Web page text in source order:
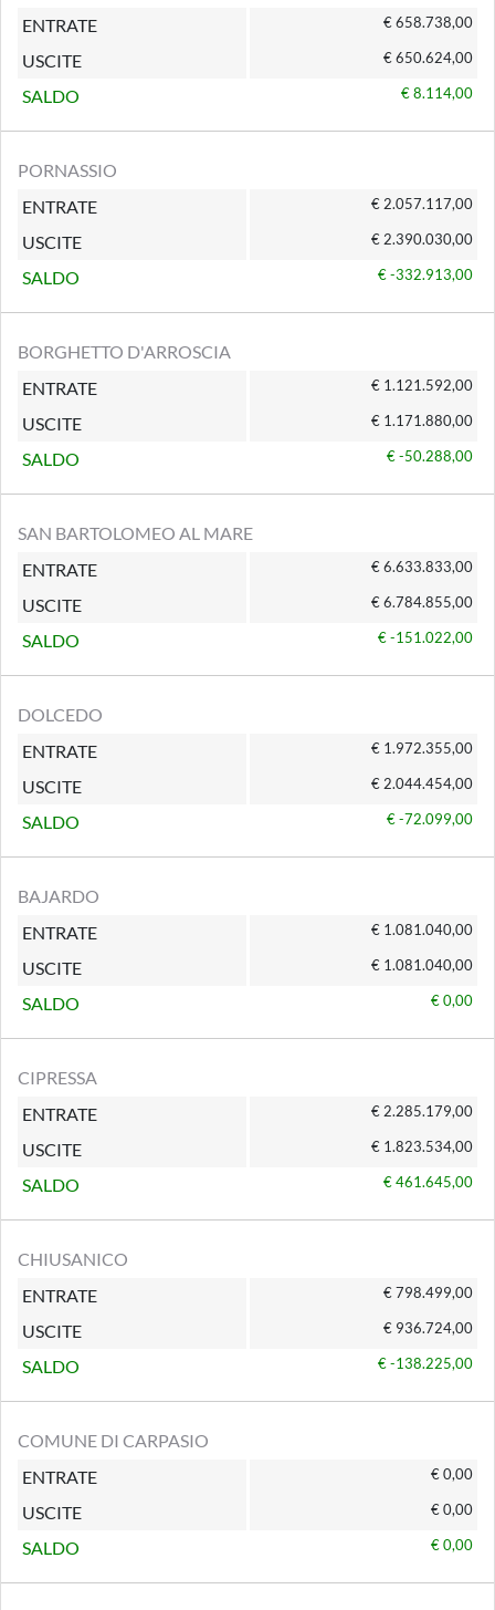
ENTRATE
€ 658.738,00
USCITE € 650.624,00
SALDO € 8.114,00
PORNASSIO
ENTRATE
€ 2.057.117,00
USCITE € 2.390.030,00
SALDO € -332.913,00
BORGHETTO D'ARROSCIA
ENTRATE
€ 1.121.592,00
USCITE € 1.171.880,00
SALDO € -50.288,00
SAN BARTOLOMEO AL MARE
ENTRATE
€ 6.633.833,00
USCITE € 6.784.855,00
SALDO € -151.022,00
DOLCEDO
ENTRATE
€ 1.972.355,00
USCITE € 2.044.454,00
SALDO € -72.099,00
BAJARDO
ENTRATE
€ 1.081.040,00
USCITE € 1.081.040,00
SALDO € 0,00
CIPRESSA
ENTRATE
€ 2.285.179,00
USCITE € 1.823.534,00
SALDO € 461.645,00
CHIUSANICO
ENTRATE
€ 798.499,00
USCITE € 936.724,00
SALDO € -138.225,00
COMUNE DI CARPASIO
ENTRATE
€ 0,00
USCITE € 0,00
SALDO € 0,00